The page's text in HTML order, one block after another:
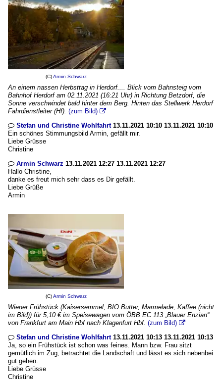
(C)Armin Schwarz
An einem nassen Herbsttag in Herdorf.... Blick vom Bahnsteig vom
Bahnhof Herdorf am 02.11.2021 (16:21 Uhr) in Richtung Betzdorf, die
Sonne verschwindet bald hinter dem Berg. Hinten das Stellwerk Herdorf
Fahrdienstleiter (Hf). (zum Bild) 
 Stefan und Christine Wohlfahrt13.11.2021 10:10 13.11.2021 10:10
Ein schönes Stimmungsbild Armin, gefällt mir.
Liebe Grüsse
Christine
 Armin Schwarz 13.11.2021 12:27 13.11.2021 12:27
Hallo Christine,
danke es freut mich sehr dass es Dir gefällt.
Liebe Grüße
Armin
(C)Armin Schwarz
Wiener Frühstück (Kaisersemmel, BIO Butter, Marmelade, Kaffee (nicht
im Bild)) für 5,10 € im Speisewagen vom ÖBB EC 113 „Blauer Enzian“
von Frankfurt am Main Hbf nach Klagenfurt Hbf. (zum Bild) 
 Stefan und Christine Wohlfahrt13.11.2021 10:13 13.11.2021 10:13
Ja, so ein Frühstück ist schon was feines. Mann bzw. Frau sitzt
gemütlich im Zug, betrachtet die Landschaft und lässt es sich nebenbei
gut gehen.
Liebe Grüsse
Christine